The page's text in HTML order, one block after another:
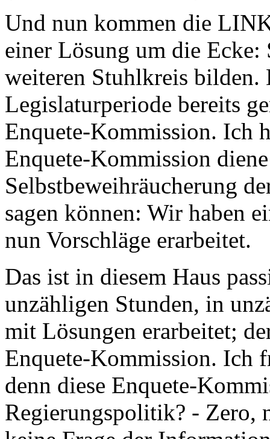
Und nun kommen die
einer Lösung um die
weiteren Stuhlkreis bilden.
Legislaturperiode bereits
Enquete-Kommission. Ich
Enquete-Kommission
Selbstbeweihräucherung
sagen können: Wir haben
nun Vorschläge erarbeitet.
Das ist in diesem Haus
unzähligen Stunden, in
mit Lösungen erarbeitet;
Enquete-Kommission. Ich
denn diese Enquete-
Regierungspolitik? - Zero,